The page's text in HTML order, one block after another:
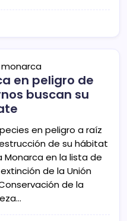
en peligro de
buscan su
en peligro a raíz
de su hábitat
Monarca en la lista de
de la Unión
de la